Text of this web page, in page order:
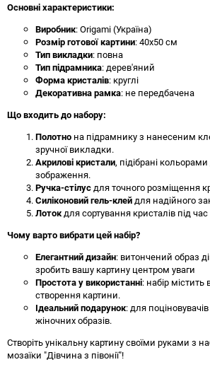
Основні характеристики:
Виробник: Origami (Україна)
Розмір готової картини: 40x50 см
Тип викладки: повна
Тип підрамника: дерев'яний
Форма кристалів: круглі
Декоративна рамка: не передбачена
Що входить до набору:
Полотно на підрамнику з нанесеним
зручної викладки.
Акрилові кристали, підібрані
зображення.
Ручка-стілусдля точного розміщення
Силіконовий гель-клейдля надійного
Лотокдля сортування кристалів під
Чому варто вибрати цей набір?
Елегантний дизайн: витончений образ
зробить вашу картину центром уваги
Простота у використанні: набір містить
створення картини.
Ідеальний подарунок: для
жіночних образів.
Створіть унікальну картину своїми руками з
мозаїки "Дівчина з півонії"!